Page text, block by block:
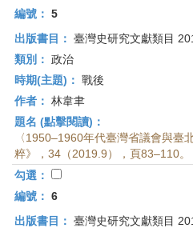
編號： 5
出版書目： 臺灣史研究文獻類目
類別： 政治
時期(主題)： 戰後
作者： 林韋聿
題名 (點擊閱讀)：
〈1950–1960年代臺灣省議會與臺
粹》，34（2019.9），頁83–110。
勾選：
編號： 6
出版書目： 臺灣史研究文獻類目